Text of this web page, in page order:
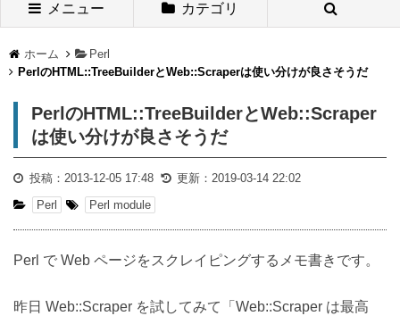
メニュー カテゴリ
ホーム
Perl
PerlのHTML::TreeBuilderとWeb::Scraperは使い分けが良さそうだ
PerlのHTML::TreeBuilderとWeb::Scraper
は使い分けが良さそうだ
投稿： 2013-12-05 17:48 更新： 2019-03-14 22:02
Perl
Perl module
Perl で Web ページをスクレイピングするメモ書きです。
昨日 Web::Scraper を試してみて「Web::Scraper は最高